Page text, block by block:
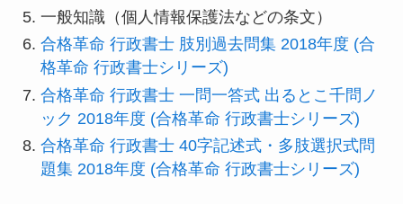
一般知識（個人情報保護法などの条文）
合格革命 行政書士 肢別過去問集 2018年度 (合
格革命 行政書士シリーズ)
合格革命 行政書士 一問一答式 出るとこ千問ノ
ック 2018年度 (合格革命 行政書士シリーズ)
合格革命 行政書士 40字記述式・多肢選択式問
題集 2018年度 (合格革命 行政書士シリーズ)